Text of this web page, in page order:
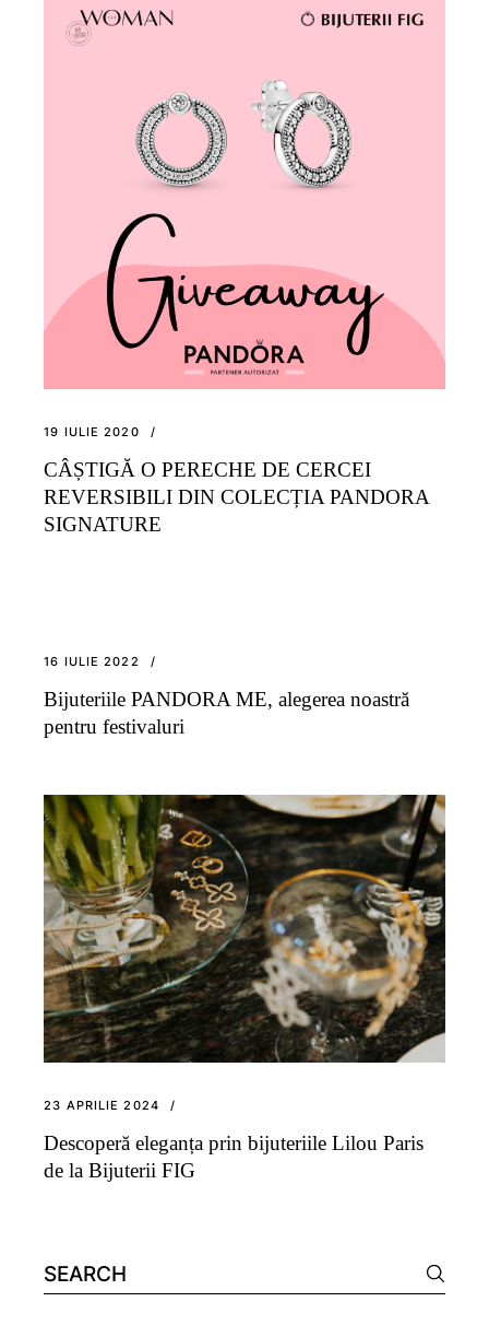
19 IULIE 2020
CÂȘTIGĂ O PERECHE DE CERCEI
REVERSIBILI DIN COLECȚIA PANDORA
SIGNATURE
16 IULIE 2022
Bijuteriile PANDORA ME, alegerea noastră
pentru festivaluri
23 APRILIE 2024
Descoperă eleganța prin bijuteriile Lilou Paris
de la Bijuterii FIG
Search
for: